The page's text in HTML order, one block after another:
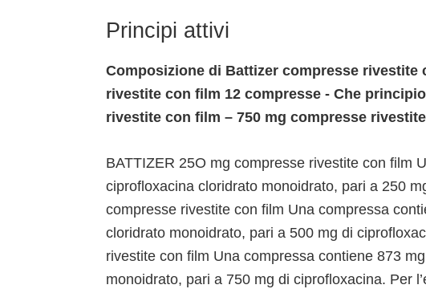
Principi attivi
Composizione di Battizer compresse rivestite
rivestite con film 12 compresse - Che
rivestite con film – 750 mg compresse
BATTIZER 25O mg compresse rivestite con film
ciprofloxacina cloridrato monoidrato, pari a 250
compresse rivestite con film Una compressa
cloridrato monoidrato, pari a 500 mg di
rivestite con film Una compressa contiene 873
monoidrato, pari a 750 mg di ciprofloxacina. Per